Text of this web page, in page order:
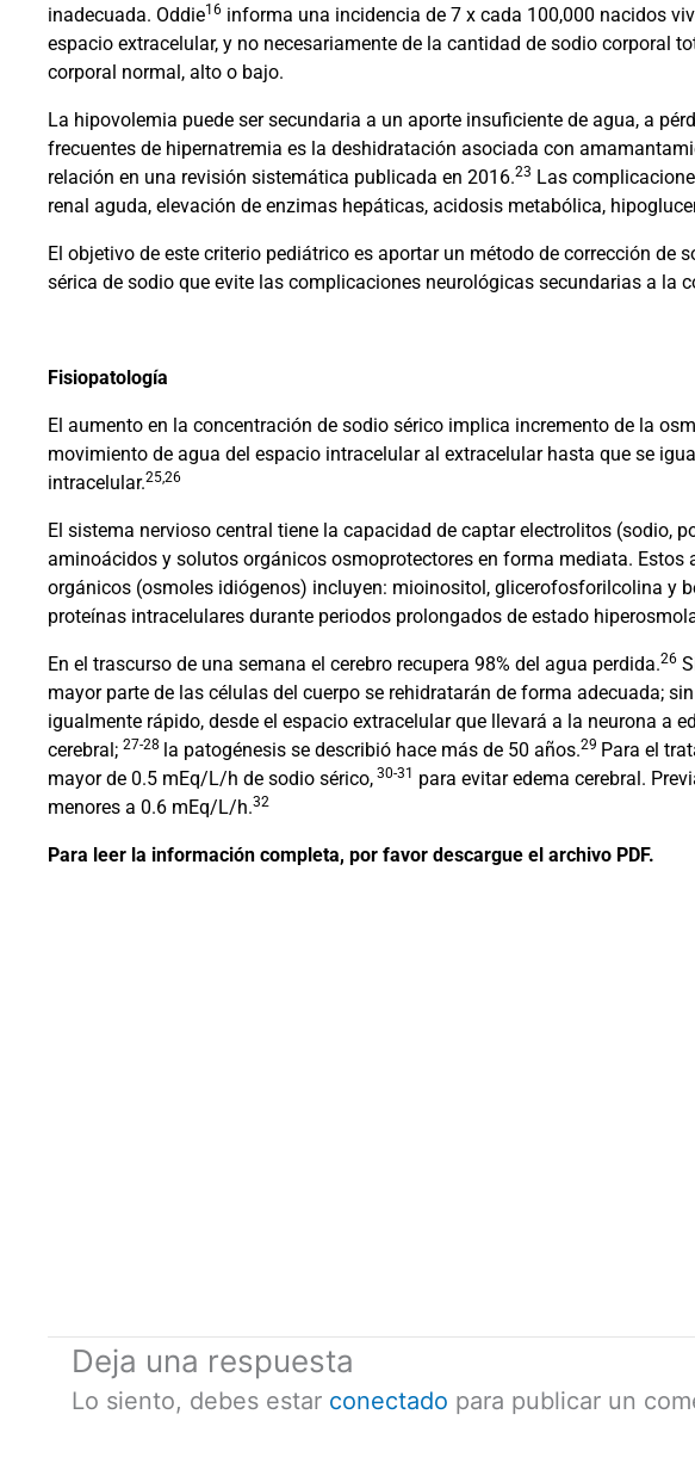
inadecuada. Oddie16 informa una incidencia de 7 x cada 100,000 nacidos
espacio extracelular, y no necesariamente de la cantidad de sodio corporal
corporal normal, alto o bajo.
La hipovolemia puede ser secundaria a un aporte insuficiente de agua, a
frecuentes de hipernatremia es la deshidratación asociada con
relación en una revisión sistemática publicada en 2016.23 Las
renal aguda, elevación de enzimas hepáticas, acidosis metabólica,
El objetivo de este criterio pediátrico es aportar un método de corrección
sérica de sodio que evite las complicaciones neurológicas secundarias a la
Fisiopatología
El aumento en la concentración de sodio sérico implica incremento de la
movimiento de agua del espacio intracelular al extracelular hasta que se
intracelular.25,26
El sistema nervioso central tiene la capacidad de captar electrolitos (sodio,
aminoácidos y solutos orgánicos osmoprotectores en forma mediata.
orgánicos (osmoles idiógenos) incluyen: mioinositol, glicerofosforilcolina y
proteínas intracelulares durante periodos prolongados de estado
En el trascurso de una semana el cerebro recupera 98% del agua perdida.26
mayor parte de las células del cuerpo se rehidratarán de forma adecuada;
igualmente rápido, desde el espacio extracelular que llevará a la neurona a
cerebral; 27-28 la patogénesis se describió hace más de 50 años.29 Para el
mayor de 0.5 mEq/L/h de sodio sérico, 30-31 para evitar edema cerebral.
menores a 0.6 mEq/L/h.32
Para leer la información completa, por favor descargue el archivo PDF.
Deja una respuesta
Lo siento, debes estar conectado para publicar un